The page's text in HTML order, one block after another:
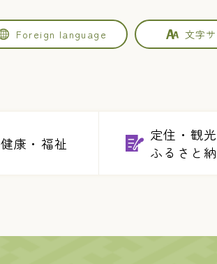
Foreign language 文字
健康・福祉
定住・観光
ふるさと